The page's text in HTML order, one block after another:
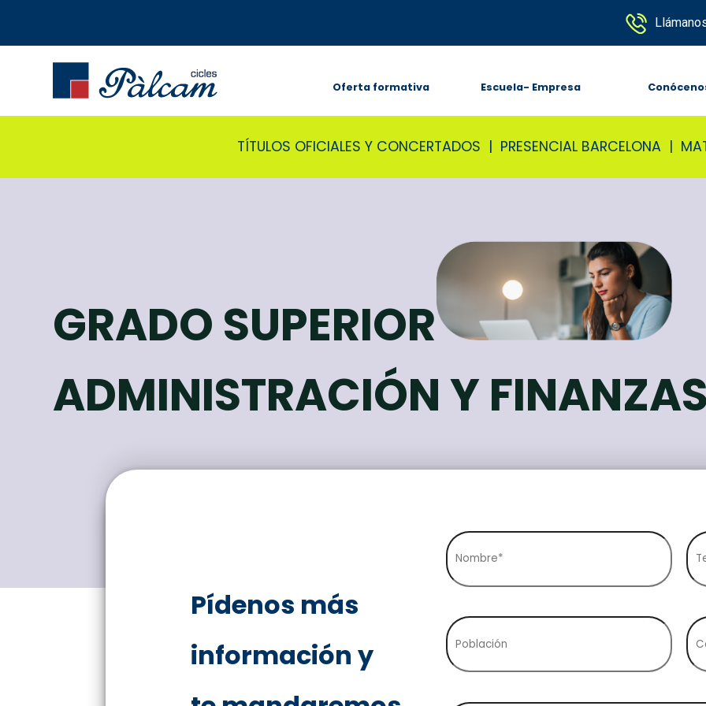
Oferta formativa Escuela- Empresa
TÍTULOS OFICIALES Y CONCERTADOS | PRESENCIAL BARCELONA |
GRADO SUPERIOR
ADMINISTRACIÓN Y
Pídenos más
información y